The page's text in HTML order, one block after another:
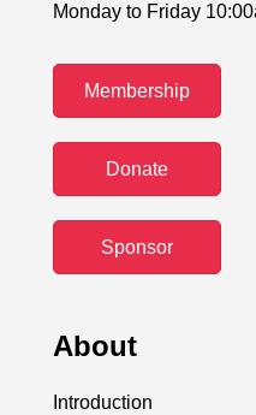
Monday to Friday
Membership
Donate
Sponsor
About
Introduction